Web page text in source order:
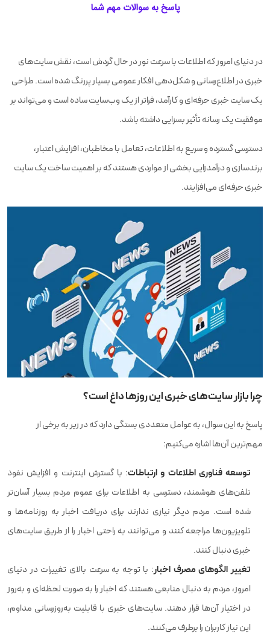
آموزش رایگان در شرکت وب‌رمز
ورود محتوای صفحات سایت ۱ صفحه
قابلیت ثبت سفارش آنلاین
قابلیت پرداخت آنلاین
انواع فرم ثبت سفارش
مشاوره دریافت سریع نماد اعتماد
پرسش‌های متداول
میزبانی حرفه‌ای ۲ گیگابایت
مشاوره طراحی سایت رایگان سفارش دهید
پاسخ به سوالات مهم شما
در دنیای امروز که اطلاعات با سرعت نور در حال گردش است، نقش سایت‌های
خبری در اطلاع‌رسانی و شکل‌دهی افکار عمومی بسیار پررنگ شده است. طراحی
یک سایت خبری حرفه‌ای و کارآمد، فراتر از یک وب‌سایت ساده است و می‌تواند بر
موفقیت یک رسانه تأثیر بسزایی داشته باشد.
دسترسی گسترده و سریع به اطلاعات، تعامل با مخاطبان، افزایش اعتبار،
برندسازی و درآمدزایی بخشی از مواردی هستند که بر اهمیت ساخت یک سایت
خبری حرفه‌ای می‌افزایند.
چرا بازار سایت‌های خبری این روزها داغ است؟
پاسخ به این سوال، به عوامل متعددی بستگی دارد که در زیر به برخی از
مهم‌ترین آن‌ها اشاره می‌کنیم:
توسعه فناوری اطلاعات و ارتباطات: با گسترش اینترنت و افزایش نفوذ
تلفن‌های هوشمند، دسترسی به اطلاعات برای عموم مردم بسیار آسان‌تر
شده است. مردم دیگر نیازی ندارند برای دریافت اخبار به روزنامه‌ها و
تلویزیون‌ها مراجعه کنند و می‌توانند به راحتی اخبار را از طریق سایت‌های
خبری دنبال کنند.
تغییر الگوهای مصرف اخبار: با توجه به سرعت بالای تغییرات در دنیای
امروز، مردم به دنبال منابعی هستند که اخبار را به صورت لحظه‌ای و به‌روز
در اختیار آن‌ها قرار دهند. سایت‌های خبری با قابلیت به‌روزرسانی مداوم،
این نیاز کاربران را برطرف می‌کنند.